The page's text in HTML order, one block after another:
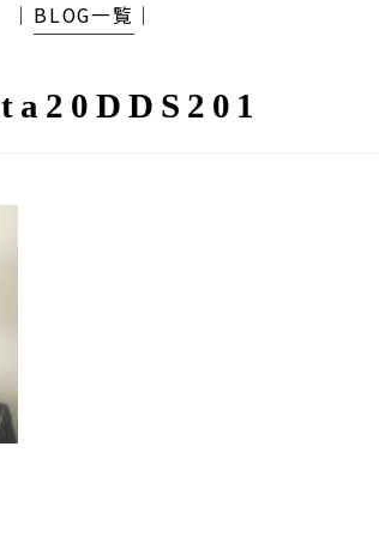
│ BLOG一覧 │